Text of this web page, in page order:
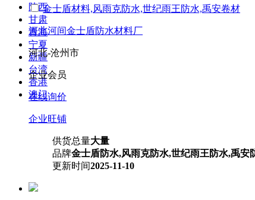
陕西
甘肃
青海
宁夏
新疆
台湾
香港
澳门
金士盾材料,风雨克防水,世纪雨王防水,禹安卷材
河北河间金士盾防水材料厂
河北-沧州市
企业会员
在线询价
企业旺铺
供货总量大量
品牌金士盾防水,风雨克防水,世纪雨王防水,禹安
更新时间2025-11-10